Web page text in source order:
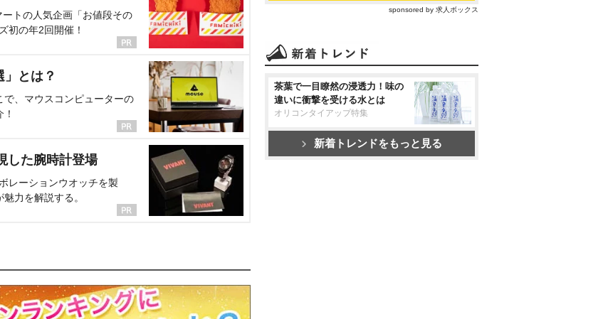
トの人気企画「お値段その
初の年2回開催！
とは？
で、マウスコンピューターの
した腕時計登場
レーションウオッチを製
力を解説する。
sponsored by 求人ボックス
茶葉で一目瞭然の浸透力！味の
違いに衝撃を受ける水とは
オリコンタイアップ特集
新着トレンドをもっと見る